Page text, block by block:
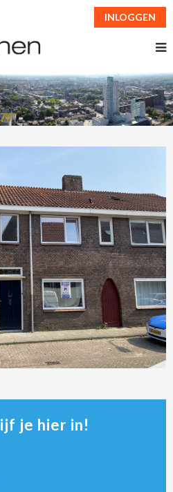
INLOGGEN
je hier in!